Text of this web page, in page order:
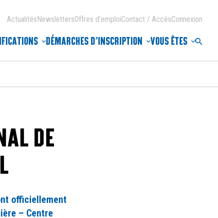
DÉMARCHES D’INSCRIPTION VOUS ÊTES
ActualitésNewslettersOffres d’emploiContact / AccèsConnexion
DE
officiellement
– Centre